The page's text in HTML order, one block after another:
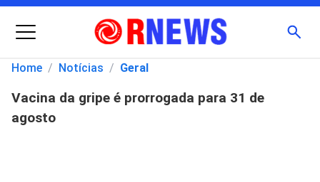
Menu
Pesquisar
por:
Home / Notícias / Geral
Vacina da gripe é prorrogada para 31 de
agosto